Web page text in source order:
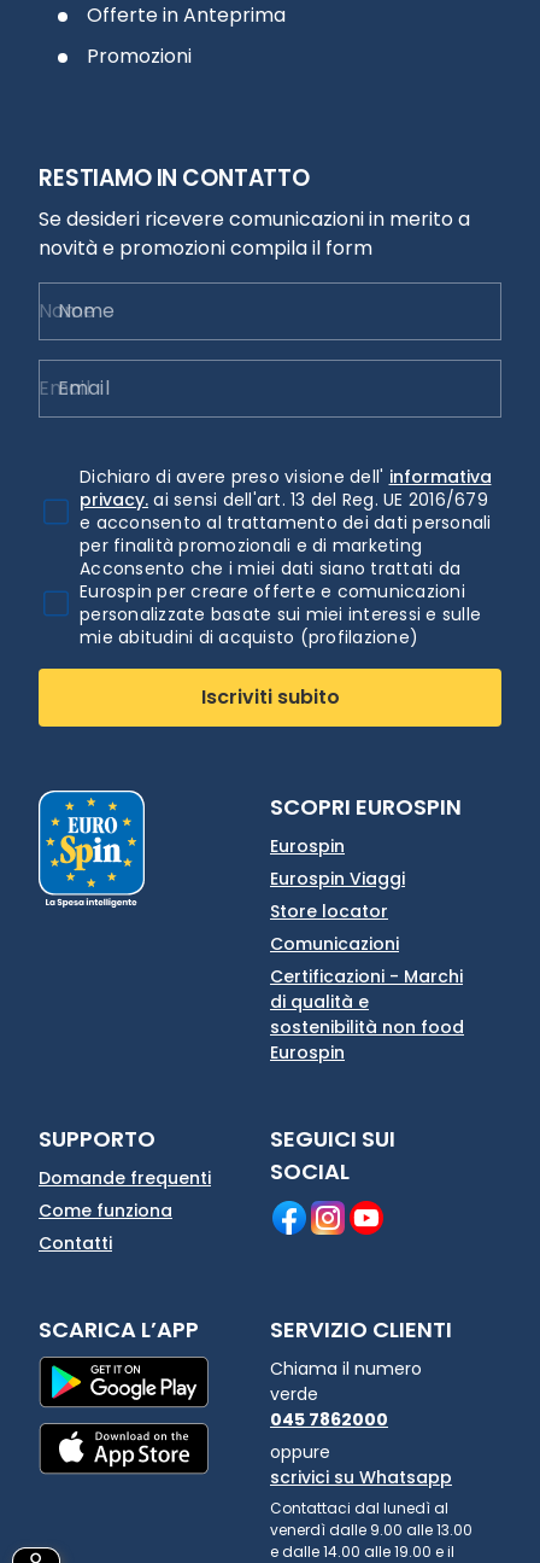
Offerte in Anteprima
Promozioni
RESTIAMO IN CONTATTO
Se desideri ricevere comunicazioni in merito a
novità e promozioni compila il form
Nome
Email
Dichiaro di avere preso visione dell' informativa
privacy. ai sensi dell'art. 13 del Reg. UE 2016/679
e acconsento al trattamento dei dati personali
per finalità promozionali e di marketing
Acconsento che i miei dati siano trattati da
Eurospin per creare offerte e comunicazioni
personalizzate basate sui miei interessi e sulle
mie abitudini di acquisto (profilazione)
Iscriviti subito
SCOPRI EUROSPIN
Eurospin
Eurospin Viaggi
Store locator
Comunicazioni
Certificazioni - Marchi
di qualità e
sostenibilità non food
Eurospin
SUPPORTO
Domande frequenti
Come funziona
Contatti
SEGUICI SUI
SOCIAL
SCARICA L’APP SERVIZIO CLIENTI
Chiama il numero
verde
045 7862000
oppure
scrivici su Whatsapp
Contattaci dal lunedì al
venerdì dalle 9.00 alle 13.00
e dalle 14.00 alle 19.00 e il